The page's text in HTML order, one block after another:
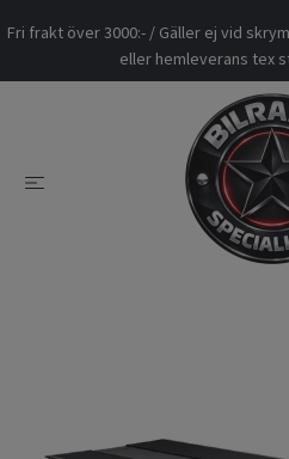
Fri frakt över 3000:- / Gäller ej vid
eller hemleverans tex